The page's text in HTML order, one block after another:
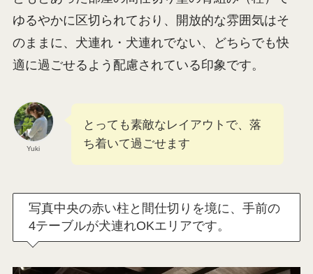
ゆるやかに区切られており、開放的な雰囲気はそ
のままに、犬連れ・犬連れでない、どちらでも快
適に過ごせるよう配慮されている印象です。
Yuki
とっても素敵なレイアウトで、落
ち着いて過ごせます
写真中央の赤い柱と間仕切りを境に、手前の
4テーブルが犬連れOKエリアです。